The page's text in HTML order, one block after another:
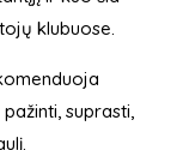
klubuose.
suprasti,